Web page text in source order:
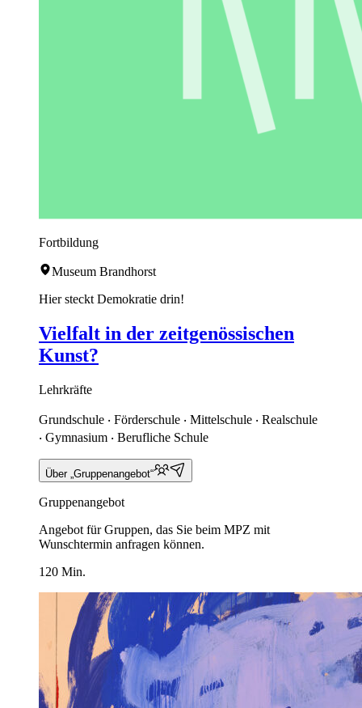
Fortbildung
Museum Brandhorst
Hier steckt Demokratie drin!
Vielfalt in der zeitgenössischen
Kunst?
Lehrkräfte
Grundschule ‧ Förderschule ‧ Mittelschule ‧ Realschule
‧ Gymnasium ‧ Berufliche Schule
Über „Gruppenangebot“
Gruppenangebot
Angebot für Gruppen, das Sie beim MPZ mit
Wunschtermin anfragen können.
120 Min.